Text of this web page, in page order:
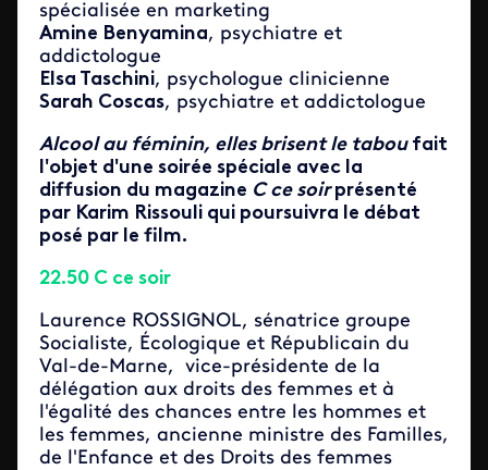
spécialisée en marketing
Amine Benyamina, psychiatre et
addictologue
Elsa Taschini, psychologue clinicienne
Sarah Coscas, psychiatre et addictologue
Alcool au féminin, elles brisent le taboufait
l'objet d'une soirée spéciale avec la
diffusion du magazine C ce soirprésenté
par Karim Rissouli qui poursuivra le débat
posé par le film.
22.50 C ce soir
Laurence ROSSIGNOL, sénatrice groupe
Socialiste, Écologique et Républicain du
Val-de-Marne, vice-présidente de la
délégation aux droits des femmes et à
l'égalité des chances entre les hommes et
les femmes, ancienne ministre des Familles,
de l'Enfance et des Droits des femmes